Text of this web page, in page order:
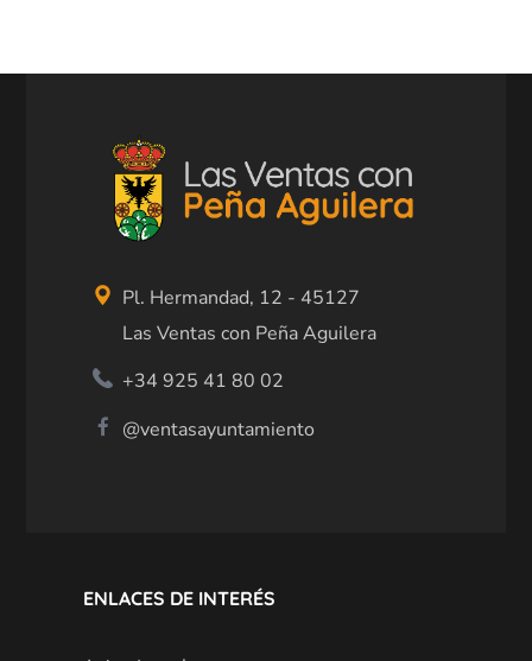
Pl. Hermandad, 12 - 45127
Las Ventas con Peña Aguilera
+34 925 41 80 02
@ventasayuntamiento
ENLACES DE INTERÉS